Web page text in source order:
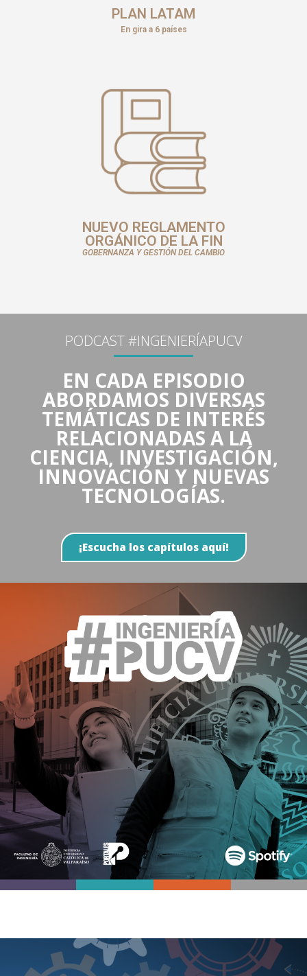
PLAN LATAM
En gira a 6 países
NUEVO REGLAMENTO
ORGÁNICO DE LA FIN
GOBERNANZA Y GESTIÓN DEL CAMBIO
PODCAST #INGENIERÍAPUCV
EN CADA EPISODIO
ABORDAMOS DIVERSAS
TEMÁTICAS DE INTERÉS
RELACIONADAS A LA
CIENCIA, INVESTIGACIÓN,
INNOVACIÓN Y NUEVAS
TECNOLOGÍAS.
¡Escucha los capítulos aquí!